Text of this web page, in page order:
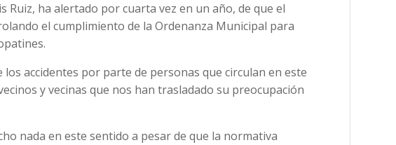
Ruiz, ha alertado por cuarta vez en un año, de que el
el cumplimiento de la Ordenanza Municipal para
accidentes por parte de personas que circulan en este
y vecinas que nos han trasladado su preocupación
nada en este sentido a pesar de que la normativa